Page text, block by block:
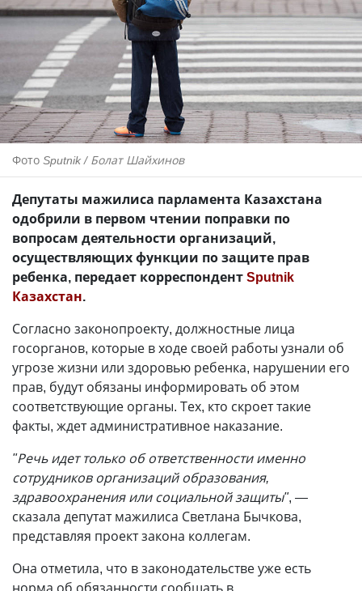
Фото Sputnik / Болат Шайхинов
Депутаты мажилиса парламента Казахстана
одобрили в первом чтении поправки по
вопросам деятельности организаций,
осуществляющих функции по защите прав
ребенка, передает корреспондентSputnik
Казахстан.
Согласно законопроекту, должностные лица
госорганов, которые в ходе своей работы узнали об
угрозе жизни или здоровью ребенка, нарушении его
прав, будут обязаны информировать об этом
соответствующие органы. Тех, кто скроет такие
факты, ждет административное наказание.
"Речь идет только об ответственности именно
сотрудников организаций образования,
здравоохранения или социальной защиты", —
сказала депутат мажилиса Светлана Бычкова,
представляя проект закона коллегам.
Она отметила, что в законодательстве уже есть